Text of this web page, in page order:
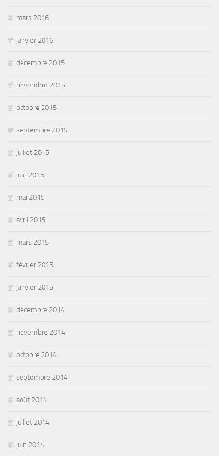
mars 2016
janvier 2016
décembre 2015
novembre 2015
octobre 2015
septembre 2015
juillet 2015
juin 2015
mai 2015
avril 2015
mars 2015
février 2015
janvier 2015
décembre 2014
novembre 2014
octobre 2014
septembre 2014
août 2014
juillet 2014
juin 2014